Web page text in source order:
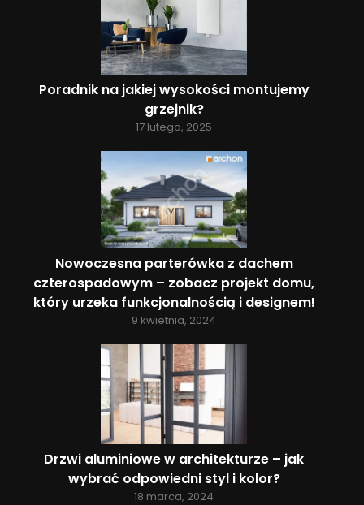
Poradnik na jakiej wysokości montujemy
grzejnik?
17 lutego, 2025
Nowoczesna parterówka z dachem
czterospadowym – zobacz projekt domu,
który urzeka funkcjonalnością i designem!
9 kwietnia, 2024
Drzwi aluminiowe w architekturze – jak
wybrać odpowiedni styl i kolor?
18 marca, 2024